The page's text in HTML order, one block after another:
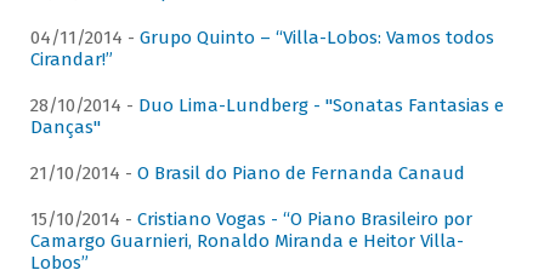
04/11/2014 - Grupo Quinto – “Villa-Lobos: Vamos todos
Cirandar!”
28/10/2014 - Duo Lima-Lundberg - "Sonatas Fantasias e
Danças"
21/10/2014 - O Brasil do Piano de Fernanda Canaud
15/10/2014 - Cristiano Vogas - “O Piano Brasileiro por
Camargo Guarnieri, Ronaldo Miranda e Heitor Villa-
Lobos”